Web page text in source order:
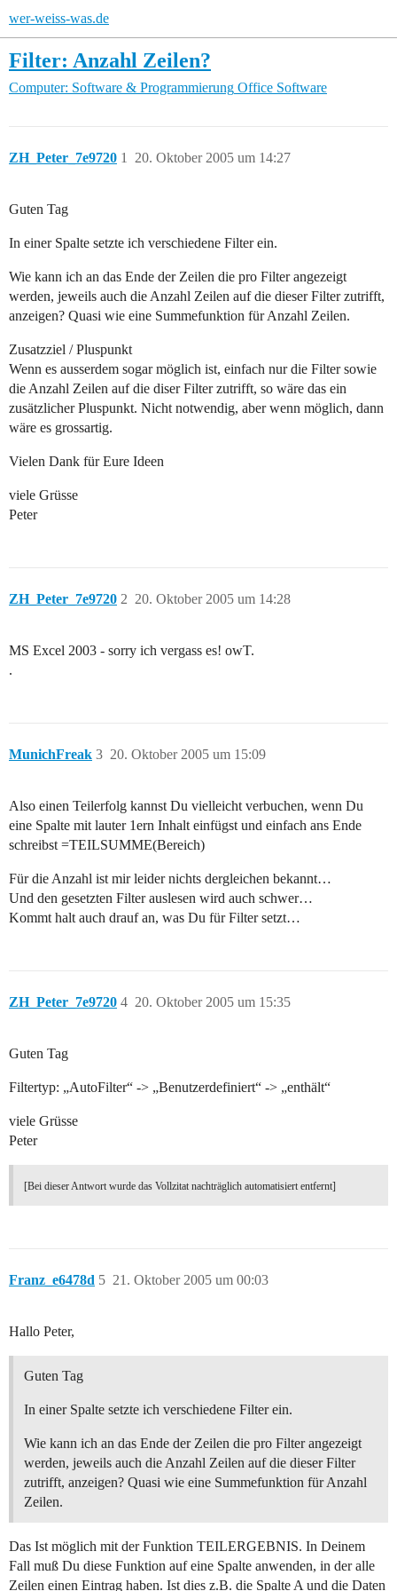
wer-weiss-was.de
Filter: Anzahl Zeilen?
Computer: Software & Programmierung Office Software
ZH_Peter_7e9720 20. Oktober 2005 um 14:27
1
Guten Tag
In einer Spalte setzte ich verschiedene Filter ein.
Wie kann ich an das Ende der Zeilen die pro Filter angezeigt
werden, jeweils auch die Anzahl Zeilen auf die dieser Filter zutrifft,
anzeigen? Quasi wie eine Summefunktion für Anzahl Zeilen.
Zusatzziel / Pluspunkt
Wenn es ausserdem sogar möglich ist, einfach nur die Filter sowie
die Anzahl Zeilen auf die diser Filter zutrifft, so wäre das ein
zusätzlicher Pluspunkt. Nicht notwendig, aber wenn möglich, dann
wäre es grossartig.
Vielen Dank für Eure Ideen
viele Grüsse
Peter
ZH_Peter_7e9720 20. Oktober 2005 um 14:28
2
MS Excel 2003 - sorry ich vergass es! owT.
.
MunichFreak 20. Oktober 2005 um 15:09
3
Also einen Teilerfolg kannst Du vielleicht verbuchen, wenn Du
eine Spalte mit lauter 1ern Inhalt einfügst und einfach ans Ende
schreibst =TEILSUMME(Bereich)
Für die Anzahl ist mir leider nichts dergleichen bekannt…
Und den gesetzten Filter auslesen wird auch schwer…
Kommt halt auch drauf an, was Du für Filter setzt…
ZH_Peter_7e9720 20. Oktober 2005 um 15:35
4
Guten Tag
Filtertyp: „AutoFilter“ -> „Benutzerdefiniert“ -> „enthält“
viele Grüsse
Peter
[Bei dieser Antwort wurde das Vollzitat nachträglich automatisiert entfernt]
Franz_e6478d 21. Oktober 2005 um 00:03
5
Hallo Peter,
Guten Tag
In einer Spalte setzte ich verschiedene Filter ein.
Wie kann ich an das Ende der Zeilen die pro Filter angezeigt
werden, jeweils auch die Anzahl Zeilen auf die dieser Filter
zutrifft, anzeigen? Quasi wie eine Summefunktion für Anzahl
Zeilen.
Das Ist möglich mit der Funktion TEILERGEBNIS. In Deinem
Fall muß Du diese Funktion auf eine Spalte anwenden, in der alle
Zeilen einen Eintrag haben. Ist dies z.B. die Spalte A und die Daten